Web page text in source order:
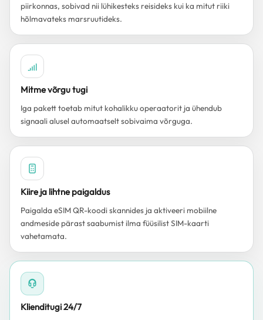
piirkonnas, sobivad nii lühikesteks reisideks kui ka mitut riiki
hõlmavateks marsruutideks.
Mitme võrgu tugi
Iga pakett toetab mitut kohalikku operaatorit ja ühendub
signaali alusel automaatselt sobivaima võrguga.
Kiire ja lihtne paigaldus
Paigalda eSIM QR-koodi skannides ja aktiveeri mobiilne
andmeside pärast saabumist ilma füüsilist SIM-kaarti
vahetamata.
Klienditugi 24/7